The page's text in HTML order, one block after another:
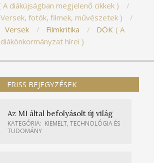
A diákújságban megjelenő cikkek
Versek, fotók, filmek, művészetek
Versek Filmkritika DÖK
A
diákönkormányzat hírei
FRISS BEJEGYZÉSEK
Az MI által befolyásolt új világ
KATEGÓRIA: KIEMELT, TECHNOLÓGIA ÉS
TUDOMÁNY